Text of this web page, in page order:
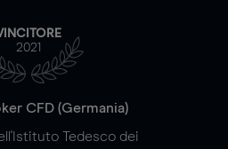
2021
CFD (Germania)
Tedesco dei